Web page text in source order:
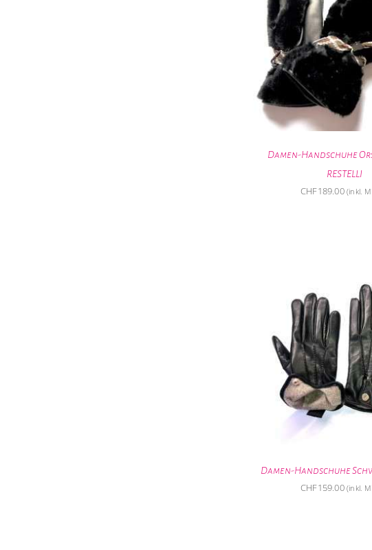
Damen-Handschuhe
RESTELLI
CHF189.00 (inkl.
Damen-Handschuhe
CHF159.00 (inkl.